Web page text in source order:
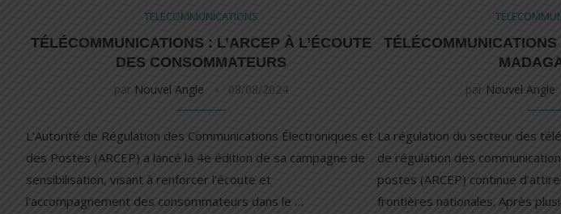
TELECOMMUNICATIONS
TÉLÉCOMMUNICATIONS : L’ARCEP À L’ÉCOUTE
DES CONSOMMATEURS
par Nouvel Angle 08/08/2024
L’Autorité de Régulation des Communications Électroniques et
des Postes (ARCEP) a lancé la 4e édition de sa campagne de
sensibilisation, visant à renforcer l’écoute et
l’accompagnement des consommateurs dans le …
par Nouvel Angle
La régulation du secteur des
de régulation des
postes (ARCEP) continue
frontières nationales. Après